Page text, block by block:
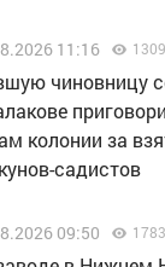
11:16 1309
чиновницу
колонии за
садистов
09:50 1783